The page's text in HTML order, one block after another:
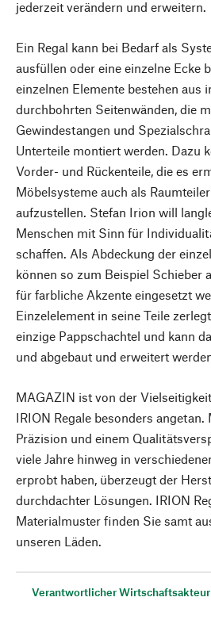
jederzeit verändern und erweitern.
Ein Regal kann bei Bedarf als
ausfüllen oder eine einzelne Ecke
einzelnen Elemente bestehen aus
durchbohrten Seitenwänden, die
Gewindestangen und
Unterteile montiert werden. Dazu
Vorder- und Rückenteile, die es
Möbelsysteme auch als
aufzustellen. Stefan Irion will
Menschen mit Sinn für
schaffen. Als Abdeckung der
können so zum Beispiel Schieber
für farbliche Akzente eingesetzt
Einzelelement in seine Teile
einzige Pappschachtel und kann
und abgebaut und erweitert
MAGAZIN ist von der
IRION Regale besonders
Präzision und einem
viele Jahre hinweg in
erprobt haben, überzeugt der
durchdachter Lösungen. IRION
Materialmuster finden Sie samt
unseren Läden.
Verantwortlicher Wirtschaftsakteur